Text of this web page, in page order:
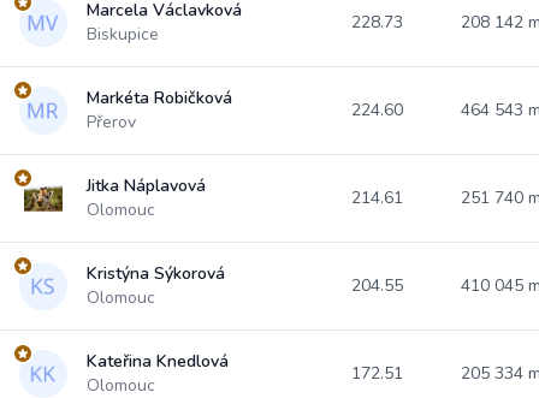
Marcela Václavková
Biskupice
228.73 208 142
Markéta Robičková
Přerov
224.60 464 543
Jitka Náplavová
Olomouc
214.61 251 740
Kristýna Sýkorová
Olomouc
204.55 410 045
Kateřina Knedlová
Olomouc
172.51 205 334